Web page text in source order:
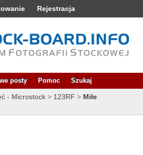
Rejestracja
posty Pomoc Szukaj
- Microstock > 123RF > Miłe